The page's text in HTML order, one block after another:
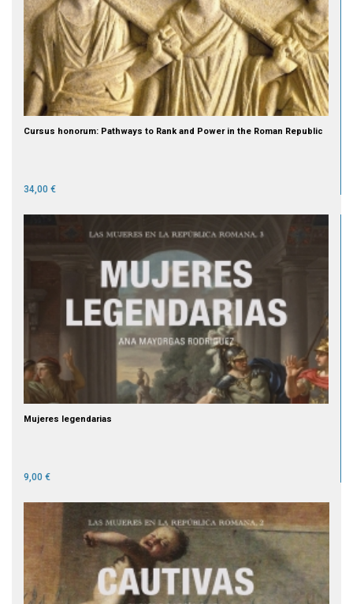
Cursus honorum: Pathways to Rank and Power in the Roman Republic
34,00 €
Mujeres legendarias
9,00 €